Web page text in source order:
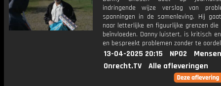
indringende wijze verslag van
spanningen in de samenleving. Hij
naar letterlijke en figuurlijke grenzen die
beïnvloeden. Danny luistert, is kritisch
en bespreekt problemen zonder te
13-04-2025 20:15 NPO2
Onrecht.TV
Alle afleveringen